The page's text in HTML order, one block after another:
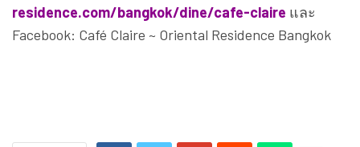
residence.com/bangkok/dine/cafe-claire และ
Facebook: Café Claire ~ Oriental Residence Bangkok